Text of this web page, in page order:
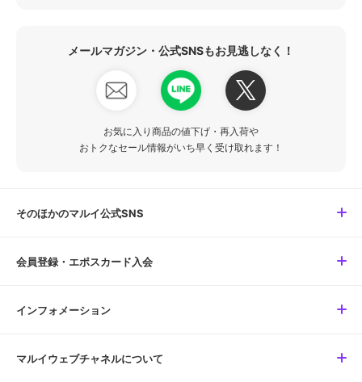
メールマガジン・公式SNSもお見逃しなく！
お気に入り商品の値下げ・再入荷や
おトクなセール情報がいち早く受け取れます！
そのほかのマルイ公式SNS
会員登録・エポスカード入会
インフォメーション
マルイウェブチャネルについて